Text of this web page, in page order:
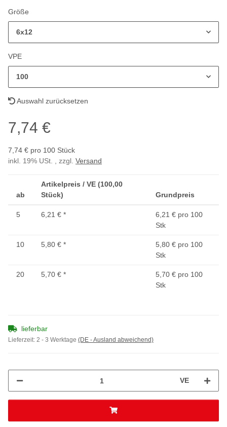
Größe
6x12
VPE
100
Auswahl zurücksetzen
7,74 €
7,74 € pro 100 Stück
inkl. 19% USt. , zzgl. Versand
ab
Artikelpreis / VE (100,00
Stück)
Grundpreis
5 6,21 € *
6,21 € pro 100
Stk
10 5,80 € *
5,80 € pro 100
Stk
20 5,70 € *
5,70 € pro 100
Stk
lieferbar
Lieferzeit: 2 - 3 Werktage (DE - Ausland abweichend)
VE